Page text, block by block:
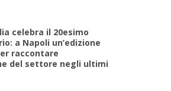
celebra il 20esimo
a Napoli un’edizione
raccontare
del settore negli ultimi